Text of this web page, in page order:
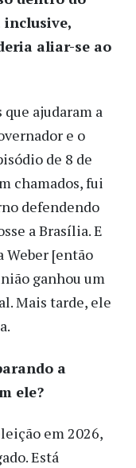
inclusive,
aliar-se ao
que ajudaram a
e o
de 8 de
chamados, fui
defendendo
a Brasília. E
Weber [então
ganhou um
Mais tarde, ele
a
ele?
em 2026,
Está